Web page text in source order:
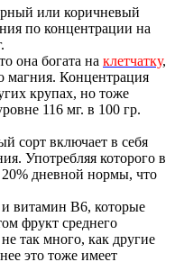
или коричневый
по концентрации на
она богата на клетчатку,
магния. Концентрация
крупах, но тоже
116 мг. в 100 гр.
сорт включает в себя
Употребляя которого в
20% дневной нормы, что
витамин В6, которые
фрукт среднего
так много, как другие
это тоже имеет